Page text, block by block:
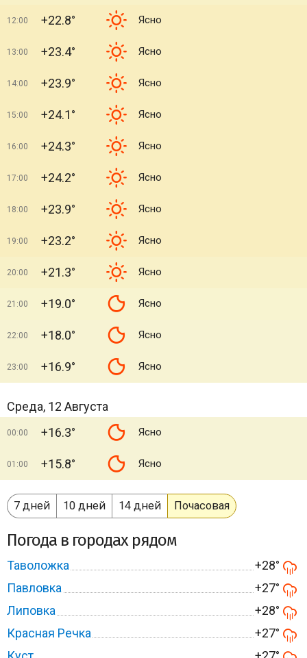
12:00 +22.8° Ясно
13:00 +23.4° Ясно
14:00 +23.9° Ясно
15:00 +24.1° Ясно
16:00 +24.3° Ясно
17:00 +24.2° Ясно
18:00 +23.9° Ясно
19:00 +23.2° Ясно
20:00 +21.3° Ясно
21:00 +19.0° Ясно
22:00 +18.0° Ясно
23:00 +16.9° Ясно
Среда, 12 Августа
00:00 +16.3° Ясно
01:00 +15.8° Ясно
7 дней 10 дней 14 дней Почасовая
Погода в городах рядом
Таволожка
+28°
Павловка
+27°
Липовка
+28°
Красная Речка
+27°